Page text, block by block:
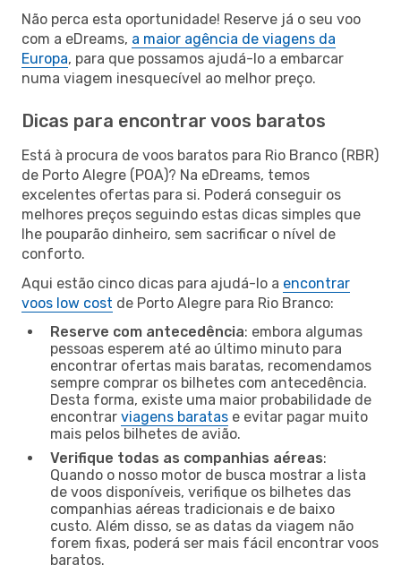
Não perca esta oportunidade! Reserve já o seu voo
com a eDreams, a maior agência de viagens da
Europa, para que possamos ajudá-lo a embarcar
numa viagem inesquecível ao melhor preço.
Dicas para encontrar voos baratos
Está à procura de voos baratos para Rio Branco (RBR)
de Porto Alegre (POA)? Na eDreams, temos
excelentes ofertas para si. Poderá conseguir os
melhores preços seguindo estas dicas simples que
lhe pouparão dinheiro, sem sacrificar o nível de
conforto.
Aqui estão cinco dicas para ajudá-lo a encontrar
voos low cost de Porto Alegre para Rio Branco:
Reserve com antecedência: embora algumas
pessoas esperem até ao último minuto para
encontrar ofertas mais baratas, recomendamos
sempre comprar os bilhetes com antecedência.
Desta forma, existe uma maior probabilidade de
encontrar viagens baratas e evitar pagar muito
mais pelos bilhetes de avião.
Verifique todas as companhias aéreas:
Quando o nosso motor de busca mostrar a lista
de voos disponíveis, verifique os bilhetes das
companhias aéreas tradicionais e de baixo
custo. Além disso, se as datas da viagem não
forem fixas, poderá ser mais fácil encontrar voos
baratos.